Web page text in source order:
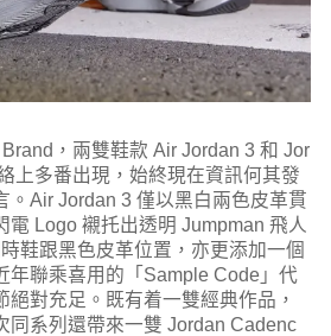
，兩雙鞋款 Air Jordan 3 和 Jor
上多番出現，始終現在資訊何其發
。Air Jordan 3 僅以黑白兩色皮革貫
電 Logo 襯托出透明 Jumpman 飛人
鞋跟黑色皮革位置，亦更添加一個
年聯乘喜用的「Sample Code」代
絕對充足。既有着一雙經典作品，
同系列還帶來一雙 Jordan Cadenc